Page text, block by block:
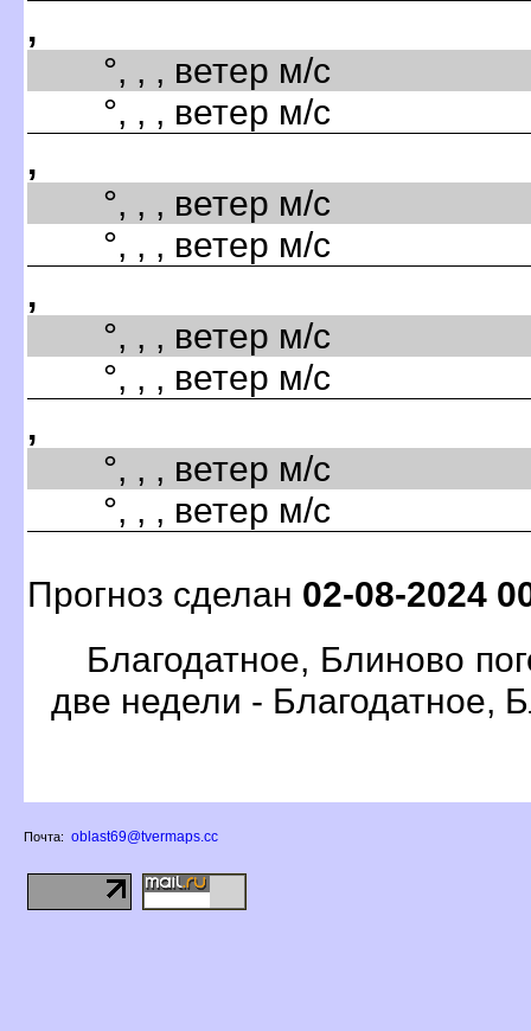
,
°, , , ветер м/с
°, , , ветер м/с
,
°, , , ветер м/с
°, , , ветер м/с
,
°, , , ветер м/с
°, , , ветер м/с
,
°, , , ветер м/с
°, , , ветер м/с
Прогноз сделан 02-08-2024
Благодатное, Блиново
две недели - Благодатное,
Почта: oblast69@tvermaps.cc